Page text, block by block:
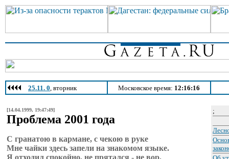
25.11. 0, вторник Московское время: 12:16:16
[14.04.1999, 19:47:49]
Проблема 2001 года
С гранатою в кармане, с чекою в руке
Мне чайки здесь запели на знакомом языке.
Я отходил спокойно, не прятался - не вор.
;